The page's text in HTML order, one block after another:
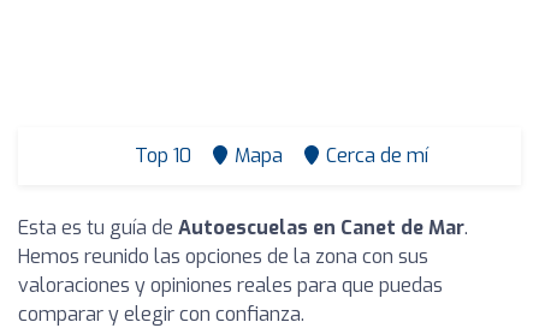
Top 10 Mapa Cerca de mí
Esta es tu guía de Autoescuelas en Canet de Mar.
Hemos reunido las opciones de la zona con sus
valoraciones y opiniones reales para que puedas
comparar y elegir con confianza.